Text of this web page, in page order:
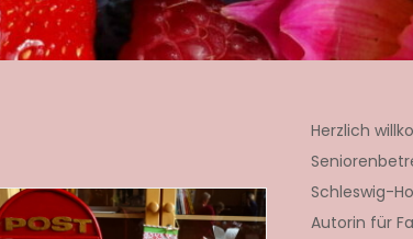
Herzlich
Schleswig-
Autorin für